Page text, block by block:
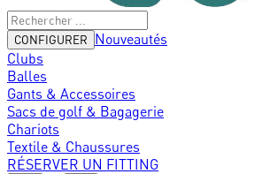
CONFIGURER
Nouveautés
Clubs
Balles
Gants & Accessoires
Sacs de golf & Bagagerie
Chariots
Textile & Chaussures
RÉSERVER UN FITTING